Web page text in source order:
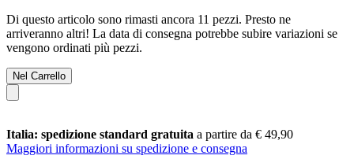
Di questo articolo sono rimasti ancora 11 pezzi. Presto ne
arriveranno altri! La data di consegna potrebbe subire variazioni se
vengono ordinati più pezzi.
Nel Carrello
Italia: spedizione standard gratuita a partire da € 49,90
Maggiori informazioni su spedizione e consegna